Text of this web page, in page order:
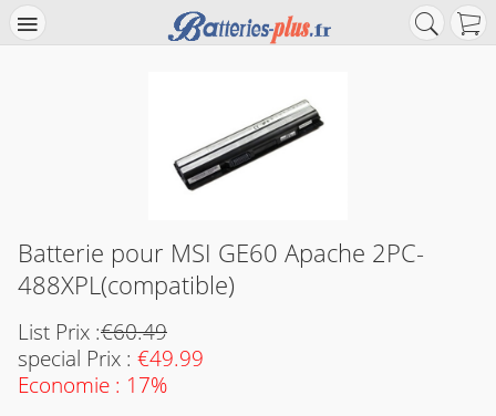
Batterie pour MSI GE60 Apache 2PC-
488XPL(compatible)
List Prix :€60.49
special Prix : €49.99
Economie : 17%